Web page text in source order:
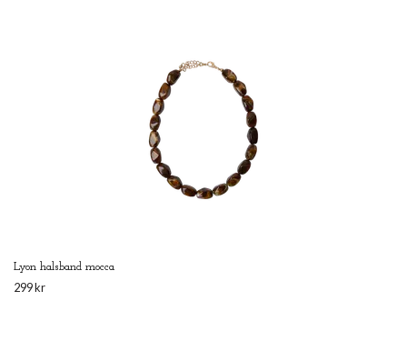
Lyon halsband mocca
299 kr